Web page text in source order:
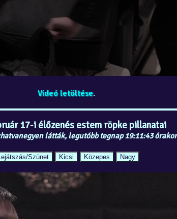
Videó letöltése.
17-i élőzenés estem röpke pillanatai
látták, legutóbb tegnap 19:11:43
Szünet Kicsi Közepes Nagy